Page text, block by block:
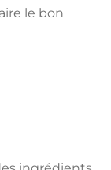
le bon